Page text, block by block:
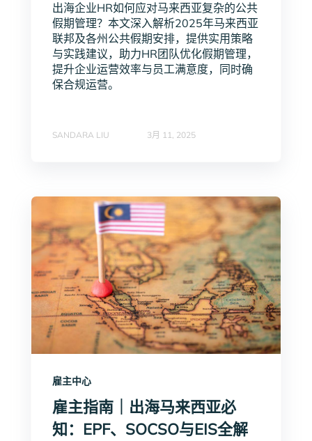
出海企业HR如何应对马来西亚复杂的公共
假期管理？本文深入解析2025年马来西亚
联邦及各州公共假期安排，提供实用策略
与实践建议，助力HR团队优化假期管理，
提升企业运营效率与员工满意度，同时确
保合规运营。
SANDARA LIU 3月 11, 2025
雇主中心
雇主指南｜出海马来西亚必
知：EPF、SOCSO与EIS全解